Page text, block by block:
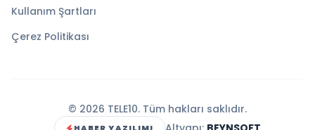
Kullanım Şartları
Çerez Politikası
© 2026 TELE10. Tüm hakları saklıdır.